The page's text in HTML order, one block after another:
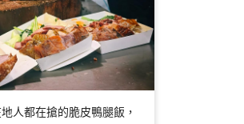
人都在搶的脆皮鴨腿飯，